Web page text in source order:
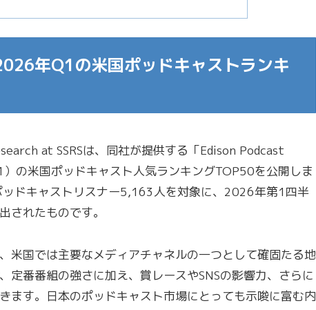
年Q1の米国ポッドキャストランキ
at SSRSは、同社が提供する「Edison Podcast
の米国ポッドキャスト人気ランキングTOP50を公開しま
ドキャストリスナー5,163人を対象に、2026年第1四半
されたものです。
米国では主要なメディアチャネルの一つとして確固たる地
定番番組の強さに加え、賞レースやSNSの影響力、さらに
ます。日本のポッドキャスト市場にとっても示唆に富む内